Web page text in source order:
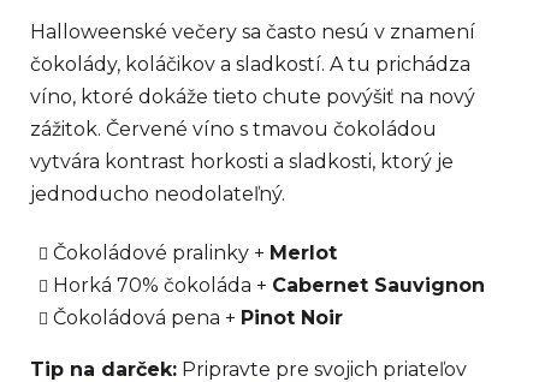
Halloweenské večery sa často nesú v znamení
čokolády, koláčikov a sladkostí. A tu prichádza
víno, ktoré dokáže tieto chute povýšiť na nový
zážitok. Červené víno s tmavou čokoládou
vytvára kontrast horkosti a sladkosti, ktorý je
jednoducho neodolateľný.
Čokoládové pralinky + Merlot
Horká 70% čokoláda + Cabernet Sauvignon
Čokoládová pena + Pinot Noir
Tip na darček: Pripravte pre svojich priateľov